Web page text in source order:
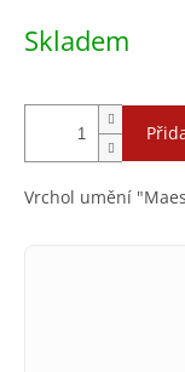
Skladem
Vrchol umění